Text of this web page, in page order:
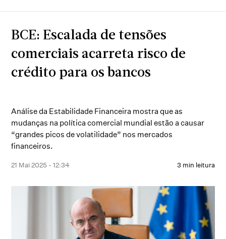
BCE: Escalada de tensões
comerciais acarreta risco de
crédito para os bancos
Análise da Estabilidade Financeira mostra que as
mudanças na política comercial mundial estão a causar
“grandes picos de volatilidade” nos mercados
financeiros.
21 Mai 2025 - 12:34 3 min leitura